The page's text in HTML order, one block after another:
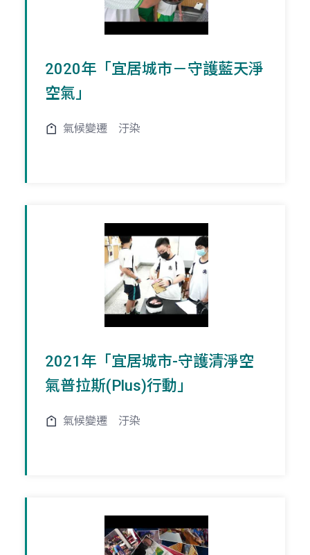
2020年「宜居城市－守護藍天淨
空氣」
氣候變遷 汙染
2021年「宜居城市-守護清淨空
氣普拉斯(Plus)行動」
氣候變遷 汙染